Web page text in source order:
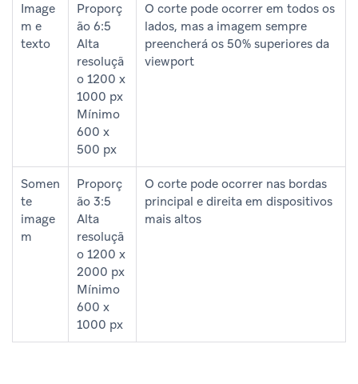
Image
m e
texto
Proporç
ão 6:5
Alta
resoluçã
o 1200 x
1000 px
Mínimo
600 x
500 px
O corte pode ocorrer em todos os
lados, mas a imagem sempre
preencherá os 50% superiores da
viewport
Somen
te
image
m
Proporç
ão 3:5
Alta
resoluçã
o 1200 x
2000 px
Mínimo
600 x
1000 px
O corte pode ocorrer nas bordas
principal e direita em dispositivos
mais altos